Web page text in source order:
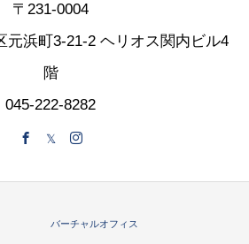
〒231-0004
元浜町3-21-2 ヘリオス関内ビル4
階
045-222-8282
バーチャルオフィス